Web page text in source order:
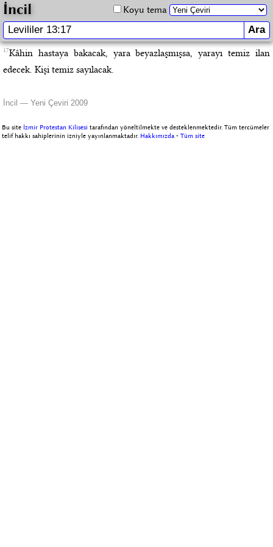
İncil Koyu tema
17Kâhin hastaya bakacak, yara beyazlaşmışsa, yarayı temiz ilan
edecek. Kişi temiz sayılacak.
İncil — Yeni Çeviri 2009
Bu site İzmir Protestan Kilisesi tarafından yöneltilmekte ve desteklenmektedir. Tüm tercümeler
telif hakkı sahiplerinin izniyle yayınlanmaktadır. Hakkımızda -Tüm site